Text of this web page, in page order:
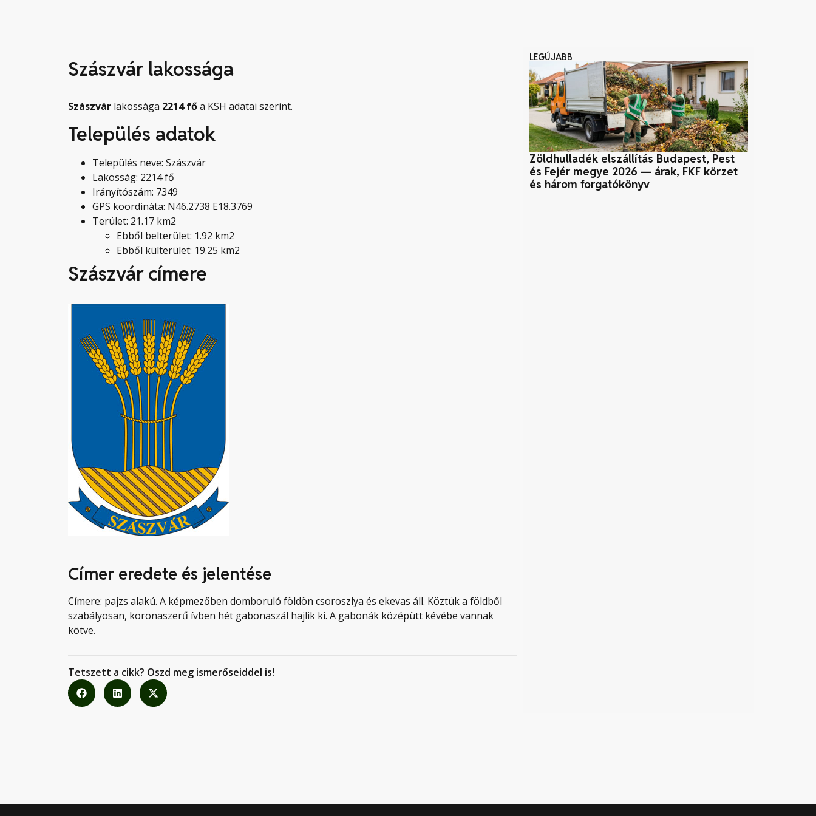
Szászvár lakossága
Szászvár lakossága 2214 főa KSH adatai szerint.
Település adatok
Település neve: Szászvár
Lakosság: 2214 fő
Irányítószám: 7349
GPS koordináta: N46.2738 E18.3769
Terület: 21.17 km2
Ebből belterület: 1.92 km2
Ebből külterület: 19.25 km2
Szászvár címere
Címer eredete és jelentése
Címere: pajzs alakú. A képmezőben domboruló földön csoroszlya és ekevas áll. Köztük a földből
szabályosan, koronaszerű ívben hét gabonaszál hajlik ki. A gabonák középütt kévébe vannak
kötve.
Tetszett a cikk? Oszd meg ismerőseiddel is!
LEGÚJABB
Zöldhulladék elszállítás Budapest, Pest
és Fejér megye 2026 — árak, FKF körzet
és három forgatókönyv